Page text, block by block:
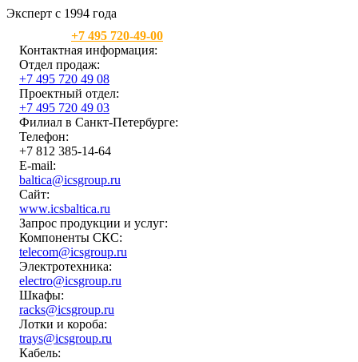
Эксперт с 1994 года
+7 495 720-49-00
Контактная информация:
Отдел продаж:
+7 495 720 49 08
Проектный отдел:
+7 495 720 49 03
Филиал в Санкт-Петербурге:
Телефон:
+7 812 385-14-64
E-mail:
baltica@icsgroup.ru
Сайт:
www.icsbaltica.ru
Запрос продукции и услуг:
Компоненты СКС:
telecom@icsgroup.ru
Электротехника:
electro@icsgroup.ru
Шкафы:
racks@icsgroup.ru
Лотки и короба:
trays@icsgroup.ru
Кабель: